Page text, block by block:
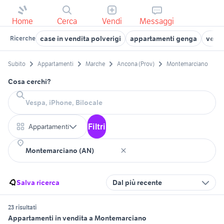
Home Cerca Vendi Messaggi
Ricerche case in vendita polverigi appartamenti genga
Subito Appartamenti Marche Ancona (Prov) Montemarciano
Cosa cerchi?
Appartamenti Filtri
Salva ricerca Dal più recente
23 risultati
Appartamenti in vendita a Montemarciano